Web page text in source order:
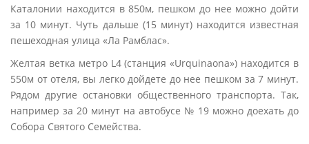
Каталонии находится в 850м, пешком до нее можно дойти
за 10 минут. Чуть дальше (15 минут) находится известная
пешеходная улица «Ла Рамблас».
Желтая ветка метро L4 (станция «Urquinaona») находится в
550м от отеля, вы легко дойдете до нее пешком за 7 минут.
Рядом другие остановки общественного транспорта. Так,
например за 20 минут на автобусе № 19 можно доехать до
Собора Святого Семейства.